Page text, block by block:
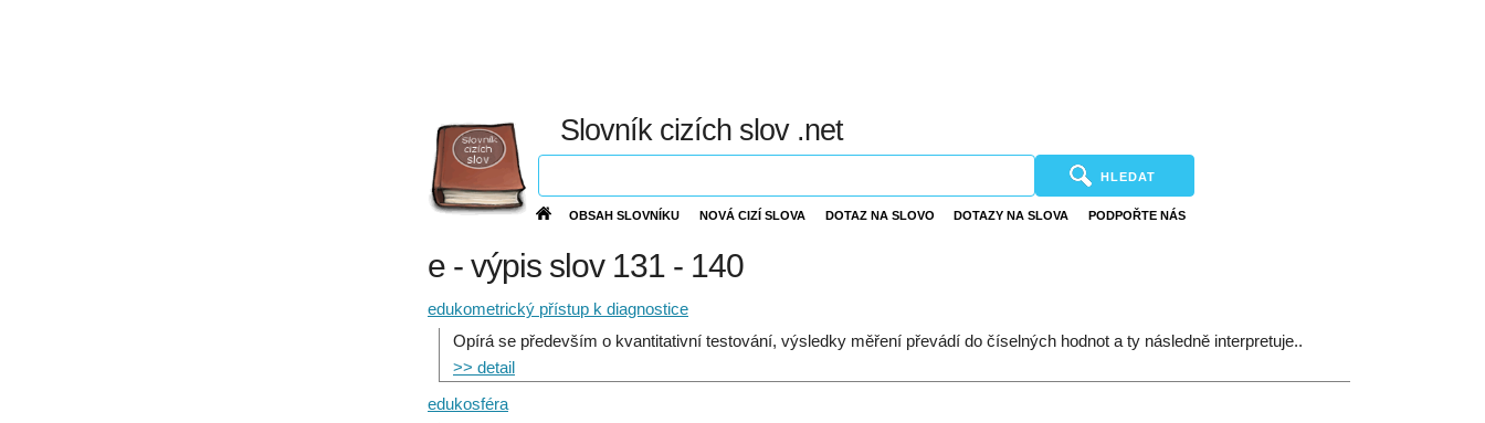
Slovník cizích slov .net
HLEDAT
OBSAH SLOVNÍKU NOVÁ CIZÍ SLOVA DOTAZ NA SLOVO DOTAZY NA SLOVA PODPOŘTE NÁS
e - výpis slov 131 - 140
edukometrický přístup k diagnostice
Opírá se především o kvantitativní testování, výsledky měření převádí do číselných hodnot a ty následně interpretuje..
>> detail
edukosféra